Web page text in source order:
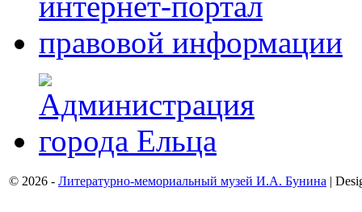
© 2026 - Литературно-мемориальный музей И.А. Бунина |